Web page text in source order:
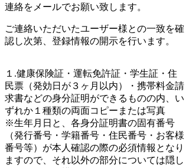
連絡をメールでお願い致します。
ご連絡いただいたユーザー様との一致を確
認し次第、登録情報の開示を行います。
１.健康保険証・運転免許証・学生証・住
民票（発効日が３ヶ月以内）・携帯料金請
求書などの身分証明ができるものの内、い
ずれか１種類の両面コピーまたは写真
※生年月日と、各身分証明書の固有番号
（発行番号・学籍番号・住民番号・お客様
番号等）が本人確認の際の必須情報となり
ますので、それ以外の部分については隠し